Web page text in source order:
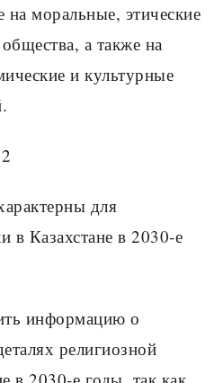
на моральные, этические
а также на
и культурные
для
в Казахстане в 2030-е
информацию о
религиозной